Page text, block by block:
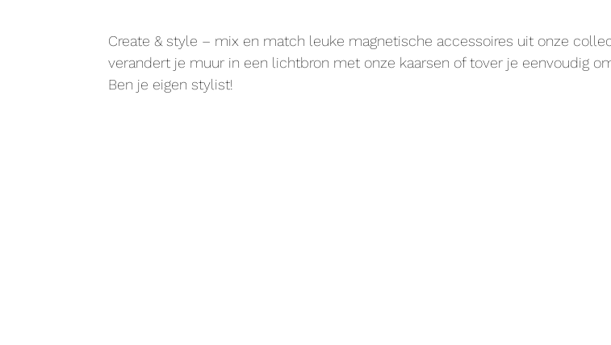
Create & style – mix en match leuke magnetische accessoires uit onze
verandert je muur in een lichtbron met onze kaarsen of tover je eenvoudig
Ben je eigen stylist!